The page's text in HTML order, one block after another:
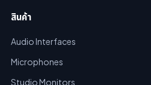
สินค้า
Audio Interfaces
Microphones
Studio Monitors